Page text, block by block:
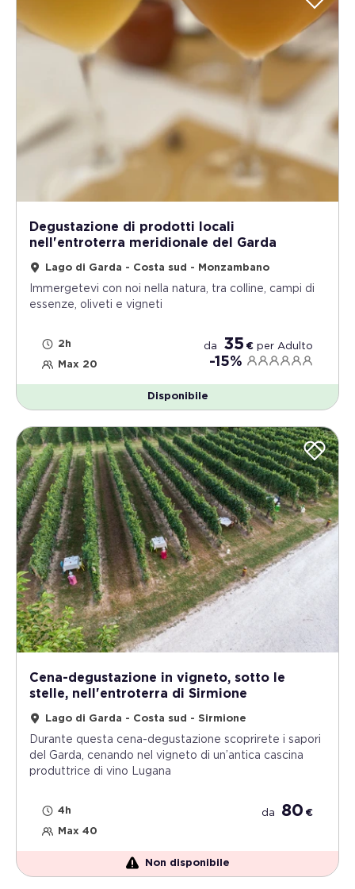
Degustazione di prodotti locali
nell'entroterra meridionale del Garda
Lago di Garda - Costa sud - Monzambano
Immergetevi con noi nella natura, tra colline, campi di
essenze, oliveti e vigneti
2h
Max 20
da 35 € per Adulto
-15%
Disponibile
Cena-degustazione in vigneto, sotto le
stelle, nell'entroterra di Sirmione
Lago di Garda - Costa sud - Sirmione
Durante questa cena-degustazione scoprirete i sapori
del Garda, cenando nel vigneto di un’antica cascina
produttrice di vino Lugana
4h
Max 40
da 80 €
Non disponibile